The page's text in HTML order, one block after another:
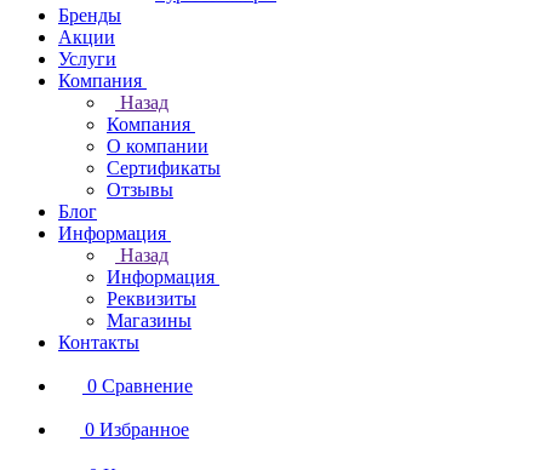
Бренды
Акции
Услуги
Компания
Назад
Компания
О компании
Сертификаты
Отзывы
Блог
Информация
Назад
Информация
Реквизиты
Магазины
Контакты
0 Сравнение
0 Избранное